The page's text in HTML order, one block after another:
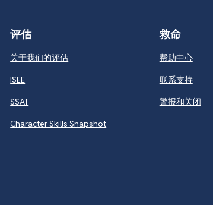
评估
关于我们的评估
ISEE
SSAT
Character Skills Snapshot
救命
帮助中心
联系支持
警报和关闭